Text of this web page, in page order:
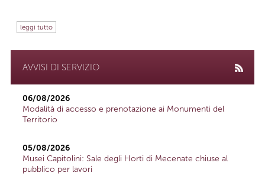
leggi tutto
AVVISI DI SERVIZIO
06/08/2026
Modalità di accesso e prenotazione ai Monumenti del
Territorio
05/08/2026
Musei Capitolini: Sale degli Horti di Mecenate chiuse al
pubblico per lavori